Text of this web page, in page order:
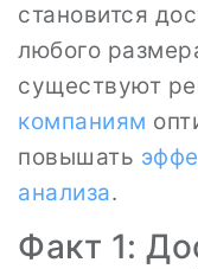
становится
любого
существуют
компаниям
повышать
анализа.
Факт 1: